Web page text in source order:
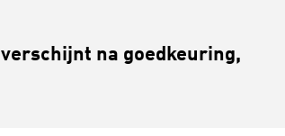
na goedkeuring,